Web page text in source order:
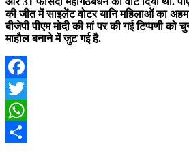
की जीत में साइलेंट वोटर यानि महिलाओं का
बीजेपी पीएम मोदी की मां पर की गई टिप्पणी को
माहौल बनाने में जुट गई है.
Facebook
Twitter
WhatsApp